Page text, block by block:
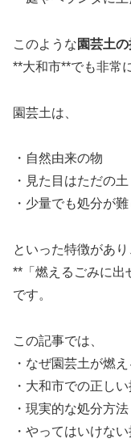
このような園芸土
**大和市**でも非常
園芸土は、
・自然由来の物
・見た目はただの土
・少量でも処分が
といった特徴があり
**「燃えるごみに出
です。
この記事では、
・なぜ園芸土が燃
・大和市での正し
・現実的な処分方法
・やってはいけな